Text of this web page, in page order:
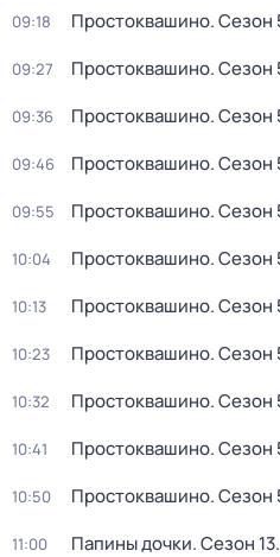
09:18 Простоквашино. Сезон
09:27 Простоквашино. Сезон
09:36 Простоквашино. Сезон
09:46 Простоквашино. Сезон
09:55 Простоквашино. Сезон
10:04 Простоквашино. Сезон
10:13 Простоквашино. Сезон
10:23 Простоквашино. Сезон
10:32 Простоквашино. Сезон
10:41 Простоквашино. Сезон
10:50 Простоквашино. Сезон
11:00 Папины дочки. Сезон 13